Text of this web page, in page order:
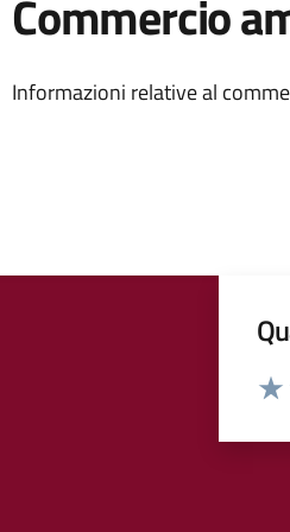
Commercio
Dettagli
Informazioni relative al